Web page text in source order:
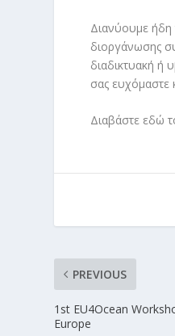
Διανύουμε ήδη
διοργάνωσης
διαδικτυακή ή
σας ευχόμαστε
Διαβάστε εδώ
PREVIOUS
1st EU4Ocean
Europe